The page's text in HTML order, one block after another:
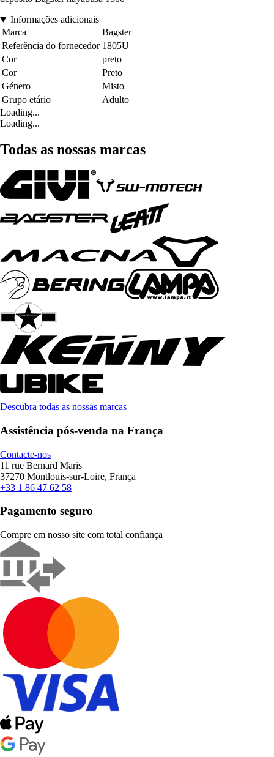
Informações adicionais
Marca
Bagster
Referência do fornecedor 1805U
Cor
preto
Cor
Preto
Género
Misto
Grupo etário
Adulto
Loading...
Loading...
Todas as nossas marcas
Descubra todas as nossas marcas
Assistência pós-venda na França
Contacte-nos
11 rue Bernard Maris
37270 Montlouis-sur-Loire, França
+33 1 86 47 62 58
Pagamento seguro
Compre em nosso site com total confiança